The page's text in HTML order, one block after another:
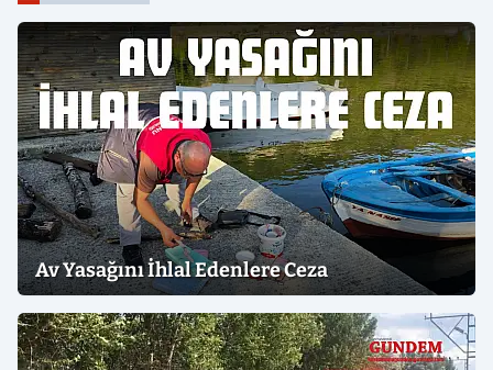
Av Yasağını İhlal Edenlere Ceza